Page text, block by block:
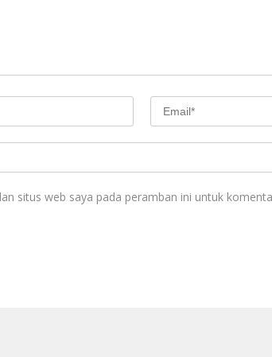
situs web saya pada peramban ini untuk